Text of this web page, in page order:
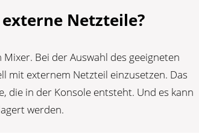
Netzteile?
Bei der Auswahl des geeigneten
mit externem Netzteil einzusetzen. Das
die in der Konsole entsteht. Und es kann
werden.